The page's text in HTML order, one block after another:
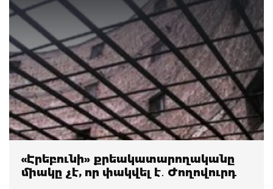
«Էրեբունի» քրեակատարողականը
միակը չէ, որ փակվել է․ Ժողովուրդ